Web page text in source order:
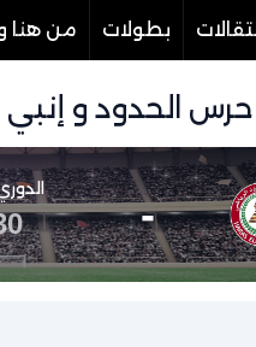
بطولات من هنا
بتاريخ 24/02/2026 في دوري
-